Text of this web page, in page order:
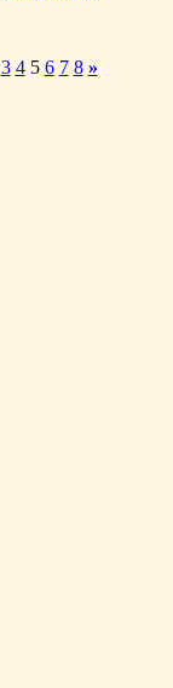
3 45 6 7 8 »